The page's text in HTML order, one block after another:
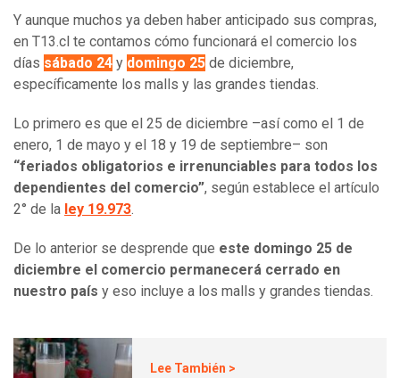
Y aunque muchos ya deben haber anticipado sus compras,
en T13.cl te contamos cómo funcionará el comercio los
días sábado 24 y domingo 25 de diciembre,
específicamente los malls y las grandes tiendas.
Lo primero es que el 25 de diciembre –así como el 1 de
enero, 1 de mayo y el 18 y 19 de septiembre– son
“feriados obligatorios e irrenunciables para todos los
dependientes del comercio”, según establece el artículo
2° de la ley 19.973.
De lo anterior se desprende que este domingo 25 de
diciembre el comercio permanecerá cerrado en
nuestro país y eso incluye a los malls y grandes tiendas.
Lee También >